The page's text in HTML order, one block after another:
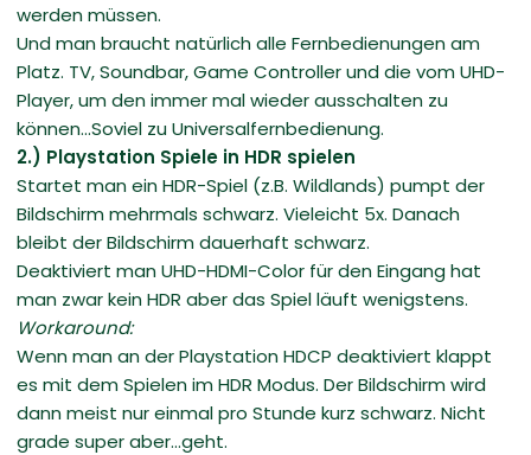
werden müssen.
Und man braucht natürlich alle Fernbedienungen am
Platz. TV, Soundbar, Game Controller und die vom UHD-
Player, um den immer mal wieder ausschalten zu
können...Soviel zu Universalfernbedienung.
2.) Playstation Spiele in HDR spielen
Startet man ein HDR-Spiel (z.B. Wildlands) pumpt der
Bildschirm mehrmals schwarz. Vieleicht 5x. Danach
bleibt der Bildschirm dauerhaft schwarz.
Deaktiviert man UHD-HDMI-Color für den Eingang hat
man zwar kein HDR aber das Spiel läuft wenigstens.
Workaround:
Wenn man an der Playstation HDCP deaktiviert klappt
es mit dem Spielen im HDR Modus. Der Bildschirm wird
dann meist nur einmal pro Stunde kurz schwarz. Nicht
grade super aber...geht.